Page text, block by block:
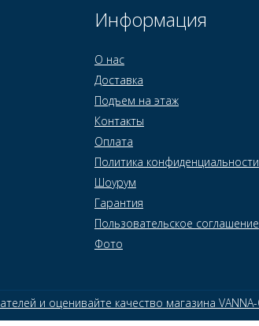
Информация
О нас
Доставка
Подъем на этаж
Контакты
Оплата
Политика конфиденциальности
Шоурум
Гарантия
Пользовательское соглашение
Фото